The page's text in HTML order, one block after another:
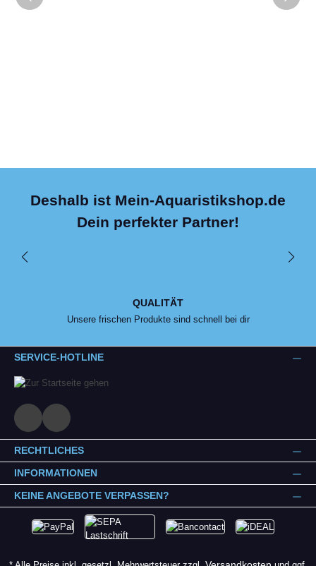
Deshalb ist Mein-Aquaristikshop.de
Dein perfekter Partner!
QUALITÄT
Unsere frischen Produkte sind schnell bei dir
SERVICE-HOTLINE
RECHTLICHES
INFORMATIONEN
KEINE ANGEBOTE VERPASSEN?